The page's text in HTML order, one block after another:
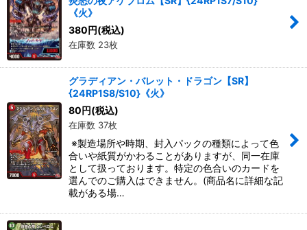
《火》
380円(税込)
在庫数 23枚
グラディアン・バレット・ドラゴン【SR】
{24RP1S8/S10}《火》
80 円(税込)
在庫数 37枚
※製造場所や時期、封入パックの種類によって色
合いや紙質がかわることがありますが、同一在庫
として扱っております。特定の色合いのカードを
選んでのご購入はできません。(商品名に詳細な記
載がある場…